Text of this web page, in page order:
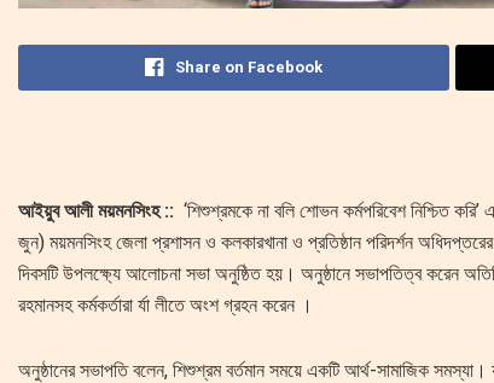
Share on Facebook
আইয়ুব আলী ময়মনসিংহ :: ‘শিশুশ্রমকে না বলি শোভন কর্মপরিবেশ নিশ্চিত
জুন) ময়মনসিংহ জেলা প্রশাসন ও কলকারখানা ও প্রতিষ্ঠান পরিদর্শন
দিবসটি উপলক্ষ্যে আলোচনা সভা অনুষ্ঠিত হয়। অনুষ্ঠানে সভাপতিত্ব করেন
রহমানসহ কর্মকর্তারা র্যা লীতে অংশ গ্রহন করেন ।
অনুষ্ঠানের সভাপতি বলেন, শিশুশ্রম বর্তমান সময়ে একটি আর্থ-সামাজিক সমস্যা।